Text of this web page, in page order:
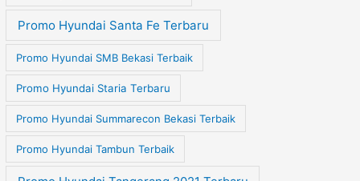
Promo Hyundai Santa Fe Terbaru
Promo Hyundai SMB Bekasi Terbaik
Promo Hyundai Staria Terbaru
Promo Hyundai Summarecon Bekasi Terbaik
Promo Hyundai Tambun Terbaik